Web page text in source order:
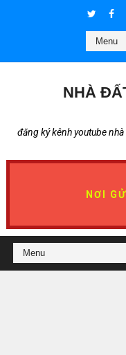
NHÀ
đăng ký kênh youtube
NƠI